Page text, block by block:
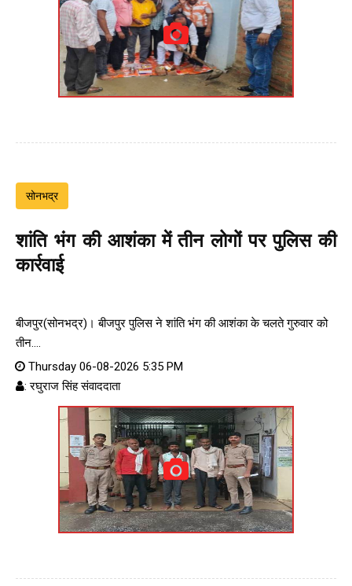
सोनभद्र
शांति भंग की आशंका में तीन लोगों पर पुलिस की
कार्रवाई
बीजपुर(सोनभद्र)। बीजपुर पुलिस ने शांति भंग की आशंका के चलते गुरुवार को
तीन....
Thursday 06-08-2026 5:35 PM
: रघुराज सिंह संवाददाता